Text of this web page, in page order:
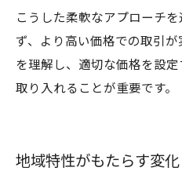
こうした柔軟なアプローチ
ず、より高い価格での取引
を理解し、適切な価格を設
取り入れることが重要です。
地域特性がもたらす変